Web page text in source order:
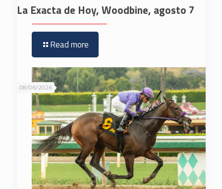
La Exacta de Hoy, Woodbine, agosto 7
Read more
08/06/2026